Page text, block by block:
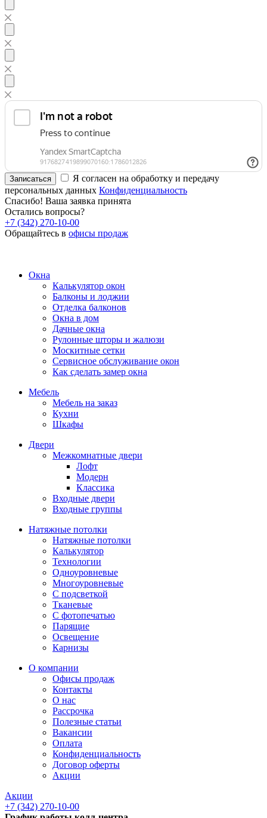
Записаться
Я согласен на обработку и передачу
персональных данных Конфиденциальность
Спасибо! Ваша заявка принята
Остались вопросы?
+7 (342) 270-10-00
Обращайтесь в офисы продаж
Окна
Калькулятор окон
Балконы и лоджии
Отделка балконов
Окна в дом
Дачные окна
Рулонные шторы и жалюзи
Москитные сетки
Сервисное обслуживание окон
Как сделать замер окна
Мебель
Мебель на заказ
Кухни
Шкафы
Двери
Межкомнатные двери
Лофт
Модерн
Классика
Входные двери
Входные группы
Натяжные потолки
Натяжные потолки
Калькулятор
Технологии
Одноуровневые
Многоуровневые
С подсветкой
Тканевые
С фотопечатью
Парящие
Освещение
Карнизы
О компании
Офисы продаж
Контакты
О нас
Рассрочка
Полезные статьи
Вакансии
Оплата
Конфиденциальность
Договор оферты
Акции
Акции
+7 (342) 270-10-00